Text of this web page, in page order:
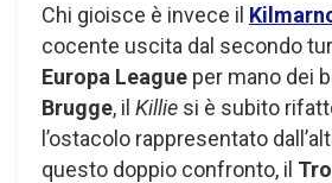
Chi gioisce è invece il
cocente uscita dal secondo
Europa League per mano dei
Brugge, il Killie si è subito
l’ostacolo rappresentato
questo doppio confronto, il